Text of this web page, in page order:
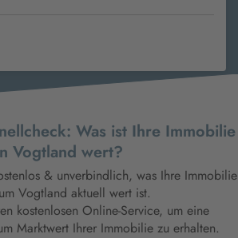
Was ist Ihre Immobilie
Vogtland wert?
& unverbindlich, was Ihre Immobilie
Vogtland aktuell wert ist.
kostenlosen Online-Service, um eine
Marktwert Ihrer Immobilie zu erhalten.